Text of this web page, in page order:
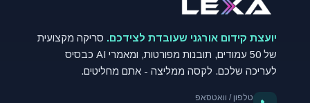
יועצת קידום אורגני שעובדת לצידכם. סריקה מקצועית
של 50 עמודים, תובנות מפורטות, ומאמרי AI כבסיס
לעריכה שלכם. לקסה ממליצה - אתם מחליטים.
טלפון / וואטסאפ